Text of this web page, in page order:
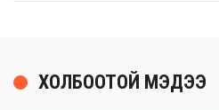
ХОЛБООТОЙ МЭДЭЭ